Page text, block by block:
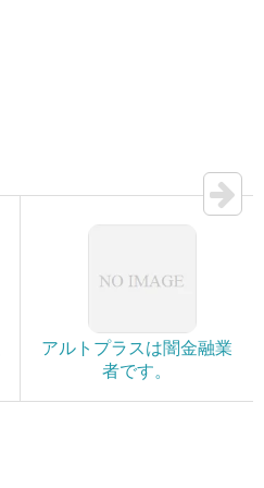
アルトプラスは闇金融業
者です。